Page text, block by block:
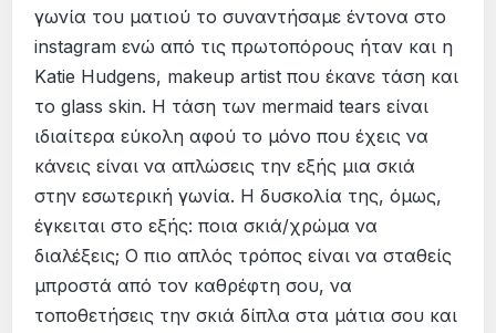
γωνία του ματιού το συναντήσαμε έντονα στο
instagram ενώ από τις πρωτοπόρους ήταν και η
Katie Hudgens, makeup artist που έκανε τάση και
το glass skin. Η τάση των mermaid tears είναι
ιδιαίτερα εύκολη αφού το μόνο που έχεις να
κάνεις είναι να απλώσεις την εξής μια σκιά
στην εσωτερική γωνία. Η δυσκολία της, όμως,
έγκειται στο εξής: ποια σκιά/χρώμα να
διαλέξεις; Ο πιο απλός τρόπος είναι να σταθείς
μπροστά από τον καθρέφτη σου, να
τοποθετήσεις την σκιά δίπλα στα μάτια σου και